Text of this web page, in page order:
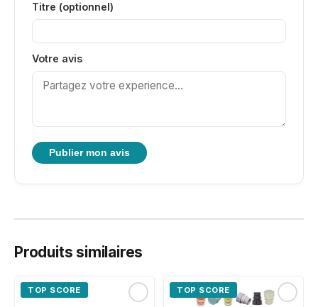
Titre (optionnel)
Votre avis
Publier mon avis
Produits similaires
TOP SCORE TOP SCORE